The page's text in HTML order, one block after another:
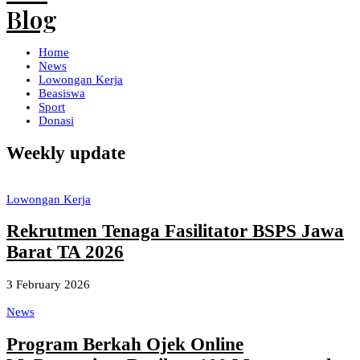
Home
News
Lowongan Kerja
Beasiswa
Sport
Donasi
Weekly update
Lowongan Kerja
Rekrutmen Tenaga Fasilitator BSPS Jawa
Barat TA 2026
3 February 2026
News
Program Berkah Ojek Online